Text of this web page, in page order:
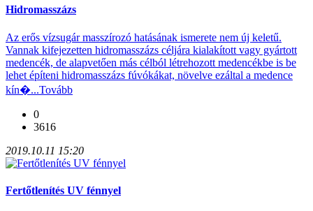
Hidromasszázs
Az erős vízsugár masszírozó hatásának ismerete nem új keletű.
Vannak kifejezetten hidromasszázs céljára kialakított vagy gyártott
medencék, de alapvetően más célból létrehozott medencékbe is be
lehet építeni hidromasszázs fúvókákat, növelve ezáltal a medence
kín�...Tovább
0
3616
2019.10.11 15:20
Fertőtlenítés UV fénnyel